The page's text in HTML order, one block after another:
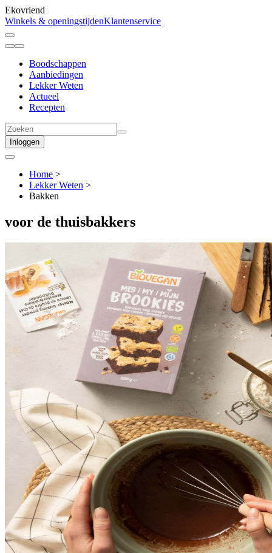
Ekovriend
Winkels & openingstijdenKlantenservice
Boodschappen
Aanbiedingen
Lekker Weten
Actueel
Recepten
Inloggen
Home >
Lekker Weten >
Bakken
voor de thuisbakkers